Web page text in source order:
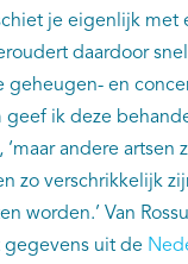
je eigenlijk met
daardoor
geheugen- en
geef ik deze
‘maar andere artsen
zo verschrikkelijk
worden.’ Van
gegevens uit de